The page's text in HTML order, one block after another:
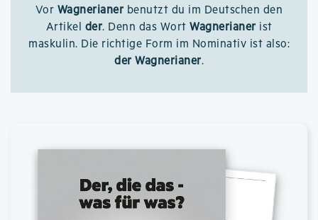
Vor Wagnerianer benutzt du im Deutschen den
Artikel der. Denn das Wort Wagnerianer ist
maskulin. Die richtige Form im Nominativ ist also:
der Wagnerianer.